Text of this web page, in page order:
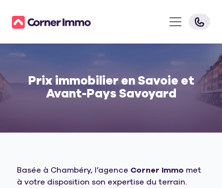
Prix immobilier en Savoie et
Avant-Pays Savoyard
Basée à Chambéry, l’agence Corner Immo met
à votre disposition son expertise du terrain.